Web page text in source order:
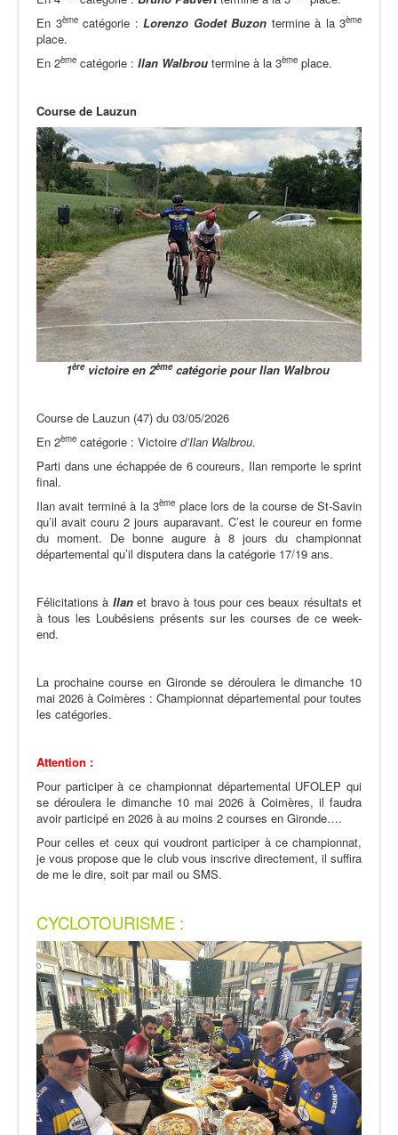
En 3èmecatégorie : Lorenzo Godet Buzon termine à la 3ème
place.
En 2ème catégorie : Ilan Walbrou termine à la 3ème place.
Course de Lauzun
1èrevictoire en 2èmecatégorie pour Ilan Walbrou
Course de Lauzun (47) du 03/05/2026
En 2ème catégorie : Victoire d’Ilan Walbrou.
Parti dans une échappée de 6 coureurs, Ilan remporte le sprint
final.
Ilan avait terminé à la 3ème place lors de la course de St-Savin
qu’il avait couru 2 jours auparavant. C’est le coureur en forme
du moment. De bonne augure à 8 jours du championnat
départemental qu’il disputera dans la catégorie 17/19 ans.
Félicitations à Ilan et bravo à tous pour ces beaux résultats et
à tous les Loubésiens présents sur les courses de ce week-
end.
La prochaine course en Gironde se déroulera le dimanche 10
mai 2026 à Coimères : Championnat départemental pour toutes
les catégories.
Attention :
Pour participer à ce championnat départemental UFOLEP qui
se déroulera le dimanche 10 mai 2026 à Coimères, il faudra
avoir participé en 2026 à au moins 2 courses en Gironde….
Pour celles et ceux qui voudront participer à ce championnat,
je vous propose que le club vous inscrive directement, il suffira
de me le dire, soit par mail ou SMS.
CYCLOTOURISME :